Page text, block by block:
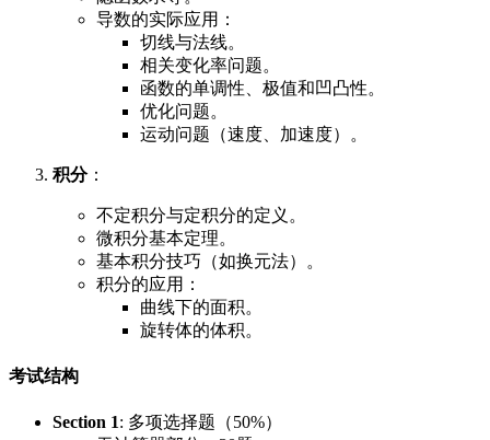
导数的实际应用：
切线与法线。
相关变化率问题。
函数的单调性、极值和凹凸性。
优化问题。
运动问题（速度、加速度）。
积分：
不定积分与定积分的定义。
微积分基本定理。
基本积分技巧（如换元法）。
积分的应用：
曲线下的面积。
旋转体的体积。
考试结构
Section 1: 多项选择题（50%）